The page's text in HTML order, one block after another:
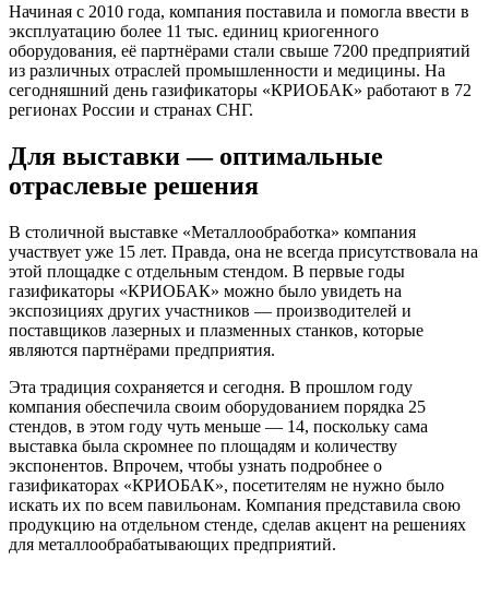
Начиная с 2010 года, компания поставила и помогла ввести в
эксплуатацию более 11 тыс. единиц криогенного
оборудования, её партнёрами стали свыше 7200 предприятий
из различных отраслей промышленности и медицины. На
сегодняшний день газификаторы «КРИОБАК» работают в 72
регионах России и странах СНГ.
Для выставки — оптимальные
отраслевые решения
В столичной выставке «Металлообработка» компания
участвует уже 15 лет. Правда, она не всегда присутствовала на
этой площадке с отдельным стендом. В первые годы
газификаторы «КРИОБАК» можно было увидеть на
экспозициях других участников — производителей и
поставщиков лазерных и плазменных станков, которые
являются партнёрами предприятия.
Эта традиция сохраняется и сегодня. В прошлом году
компания обеспечила своим оборудованием порядка 25
стендов, в этом году чуть меньше — 14, поскольку сама
выставка была скромнее по площадям и количеству
экспонентов. Впрочем, чтобы узнать подробнее о
газификаторах «КРИОБАК», посетителям не нужно было
искать их по всем павильонам. Компания представила свою
продукцию на отдельном стенде, сделав акцент на решениях
для металлообрабатывающих предприятий.